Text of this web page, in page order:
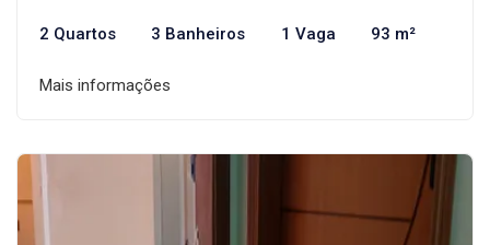
2 Quartos 3 Banheiros 1 Vaga 93 m²
Mais informações